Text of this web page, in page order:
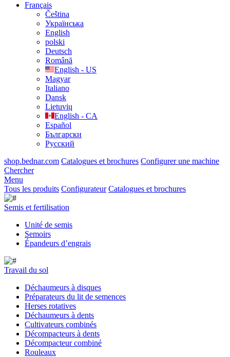
Français
Čeština
Українська
English
polski
Deutsch
Română
English - US
Magyar
Italiano
Dansk
Lietuvių
English - CA
Español
Български
Русский
shop.bednar.com Catalogues et brochures Configurer une machine
Chercher
Menu
Tous les produits Configurateur Catalogues et brochures
Semis et fertilisation
Unité de semis
Semoirs
Épandeurs d’engrais
Travail du sol
Déchaumeurs à disques
Préparateurs du lit de semences
Herses rotatives
Déchaumeurs à dents
Cultivateurs combinés
Décompacteurs à dents
Décompacteur combiné
Rouleaux